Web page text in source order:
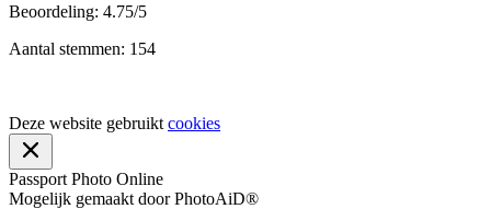
Beoordeling: 4.75/5
Aantal stemmen: 154
Deze website gebruikt cookies
Passport Photo Online
Mogelijk gemaakt door PhotoAiD®